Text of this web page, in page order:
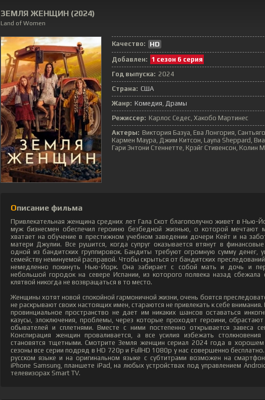
ЗЕМЛЯ ЖЕНЩИН (2024)
Land of Women
Качество:
HD
Добавлен: 1 сезон 6 серия
Год выпуска: 2024
Страна: США
Жанр: Комедия Драмы
Режиссер: Карлос Седес, Хакобо Мартинес
Актеры: Виктория Базуа, Ева Лонгория,
Кармен Маура, Джим Китсон, Layna Sheppard,
Гари Энтони Стеннетте, Крэйг Стивенсон, Колин
Описание фильма
Привлекательная женщина средних лет Гала Скот благополучно живет в Нью-
муж бизнесмен обеспечил героиню безбедной жизнью, о которой мечтают
хватает на обучение в престижном учебном заведении дочери Кейт и на
матери Джулии. Все рушится, когда супруг оказывается втянут в
одной из бандитских группировок. Бандиты требуют огромную сумму денег,
семейству неминуемой расправой. Чтобы скрыться от бандитских
немедленно покинуть Нью-Йорк. Она забирает с собой мать и дочь и
небольшой городок на севере Испании, из которого полвека назад сбежала
клятвой никогда не возвращаться в то место.
Женщины хотят новой спокойной гармоничной жизни, очень боятся
не раскрывают своих настоящих имен, стараются не привлекать к себе
провинциальное пространство не дает им никаких шансов оставаться
казусы, злоключения, проблемы, через которые проходят героини, обрастают
обывателей и сплетнями. Вместе с ними постепенно открывается завеса
Конспирация женщин проваливается, а все усилия избежать
становятся тщетными. Смотрите Земля женщин сериал 2024 года в хорошем
сезоны все серии подряд в HD 720p и FullHD 1080p у нас совершенно
русском языке и на оригинальном языке с субтитрами возможен на
iPhone Samsung, планшете iPad, на любых устройствах под управлением
телевизорах Smart TV.